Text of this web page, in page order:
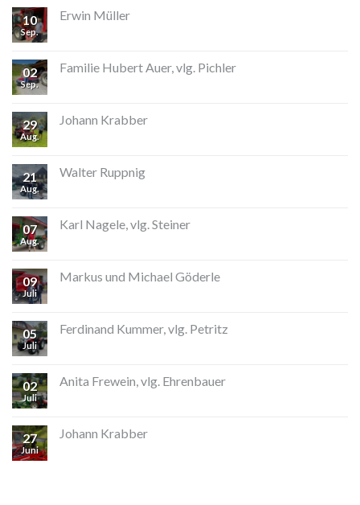
10
Sep.
Erwin Müller
02
Sep.
Familie Hubert Auer, vlg. Pichler
29
Aug.
Johann Krabber
21
Aug.
Walter Ruppnig
07
Aug.
Karl Nagele, vlg. Steiner
09
Juli
Markus und Michael Göderle
05
Juli
Ferdinand Kummer, vlg. Petritz
02
Juli
Anita Frewein, vlg. Ehrenbauer
27
Juni
Johann Krabber